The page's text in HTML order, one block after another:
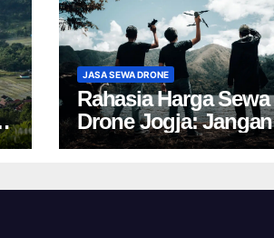
JASA SEWA DRONE
Rahasia Harga Sewa
Drone Jogja: Jangan
Salah Pilih, Rugi!